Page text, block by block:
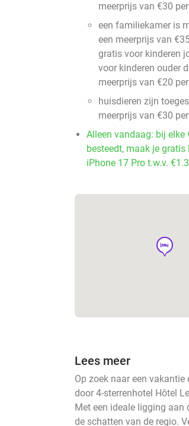
meerprijs van €30
een familiekamer is
een meerprijs van
gratis voor kinderen
voor kinderen ouder
meerprijs van €20
huisdieren zijn
meerprijs van €30
Alleen vandaag: bij elke
besteedt, maak je gratis
iPhone 17 Pro t.w.v.
hotel
Lees meer
Op zoek naar een
door 4-sterrenhotel Hôtel
Met een ideale ligging aan
de schatten van de regio.